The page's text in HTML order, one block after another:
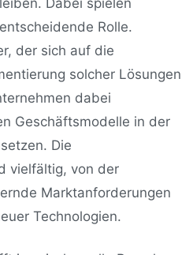
Rolle.
der sich auf die
solcher Lösungen
dabei
Geschäftsmodelle in der
Die
vielfältig, von der
Marktanforderungen
Technologien.